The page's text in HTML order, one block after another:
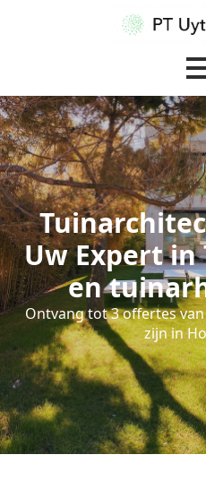
Uw Expert
en
Ontvang tot 3 offertes
zijn in